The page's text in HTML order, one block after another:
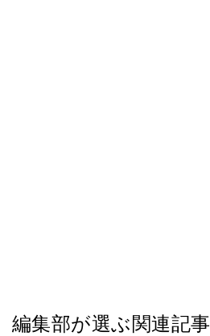
編集部が選ぶ関連記事